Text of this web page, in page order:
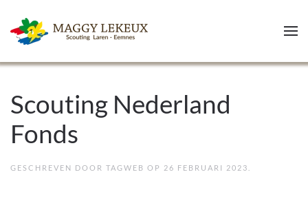
Skip to main content
Scouting Nederland
Fonds
GESCHREVEN DOOR TAGWEB OP 26 FEBRUARI 2023